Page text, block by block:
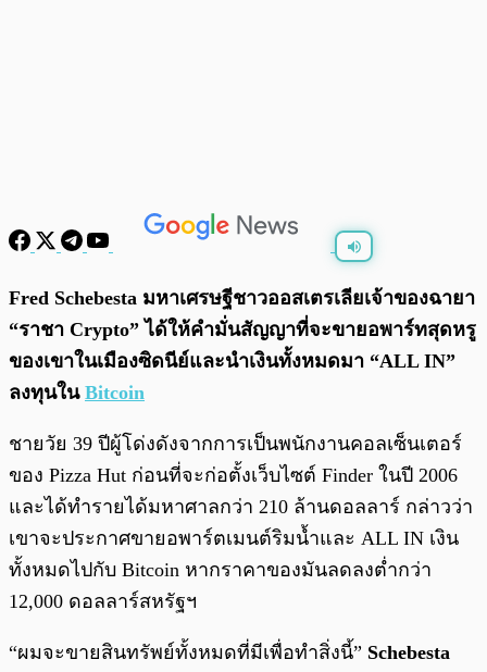
0:00
Fred Schebesta มหาเศรษฐีชาวออสเตรเลียเจ้าของฉายา
“ราชา Crypto” ได้ให้คำมั่นสัญญาที่จะขายอพาร์ทสุดหรู
ของเขาในเมืองซิดนีย์และนำเงินทั้งหมดมา “ALL IN”
ลงทุนใน Bitcoin
ชายวัย 39 ปีผู้โด่งดังจากการเป็นพนักงานคอลเซ็นเตอร์
ของ Pizza Hut ก่อนที่จะก่อตั้งเว็บไซต์ Finder ในปี 2006
และได้ทำรายได้มหาศาลกว่า 210 ล้านดอลลาร์ กล่าวว่า
เขาจะประกาศขายอพาร์ตเมนต์ริมน้ำและ ALL IN เงิน
ทั้งหมดไปกับ Bitcoin หากราคาของมันลดลงต่ำกว่า
12,000 ดอลลาร์สหรัฐฯ
“ผมจะขายสินทรัพย์ทั้งหมดที่มีเพื่อทำสิ่งนี้” Schebesta